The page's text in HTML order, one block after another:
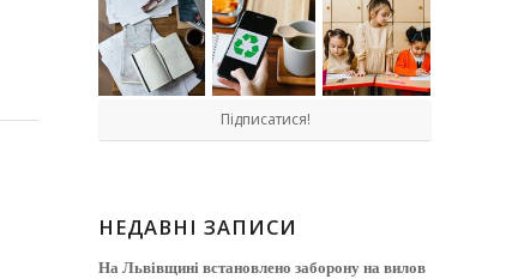
Підписатися!
НЕДАВНІ ЗАПИСИ
На Львівщині встановлено заборону на вилов